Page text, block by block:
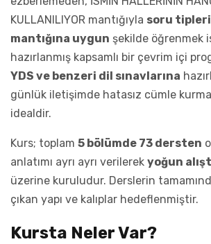
KULLANILIYOR mantığıyla soru
mantığına uygun şekilde öğrenmek
hazırlanmış kapsamlı bir çevrim içi
YDS ve benzeri dil sınavlarına
günlük iletişimde hatasız cümle
idealdir.
Kurs; toplam 5 bölümde 73 dersten
anlatımı ayrı ayrı verilerek yoğun
üzerine kuruludur. Derslerin
çıkan yapı ve kalıplar hedeflenmiştir.
Kursta Neler Var?